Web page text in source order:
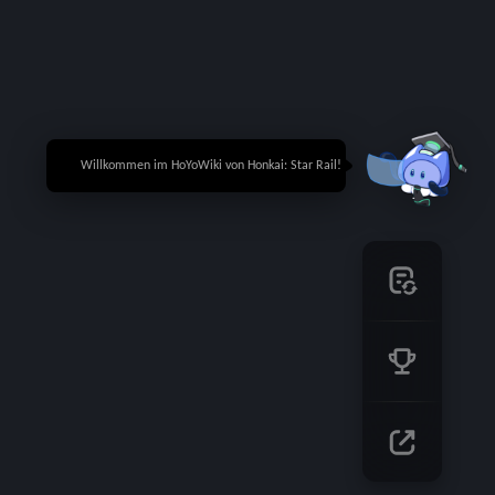
🎉 Willkommen im HoYoWiki von Honkai: Star Rail!